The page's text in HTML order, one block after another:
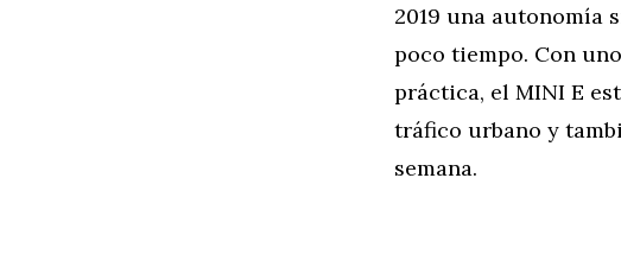
2019 una autonomía
poco tiempo. Con
práctica, el MINI E
tráfico urbano y
semana.